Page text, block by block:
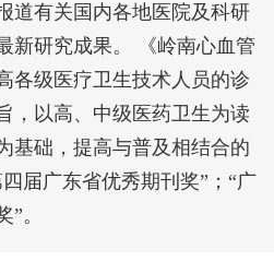
道有关国内各地医院及科研
新研究成果。 《岭南心血管
各级医疗卫生技术人员的诊
，以高、中级医药卫生为读
基础，提高与普及相结合的
届广东省优秀期刊奖”；“广
。